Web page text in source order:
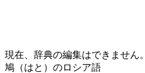
現在、辞典の編集はできません。
鳩（はと）のロシア語